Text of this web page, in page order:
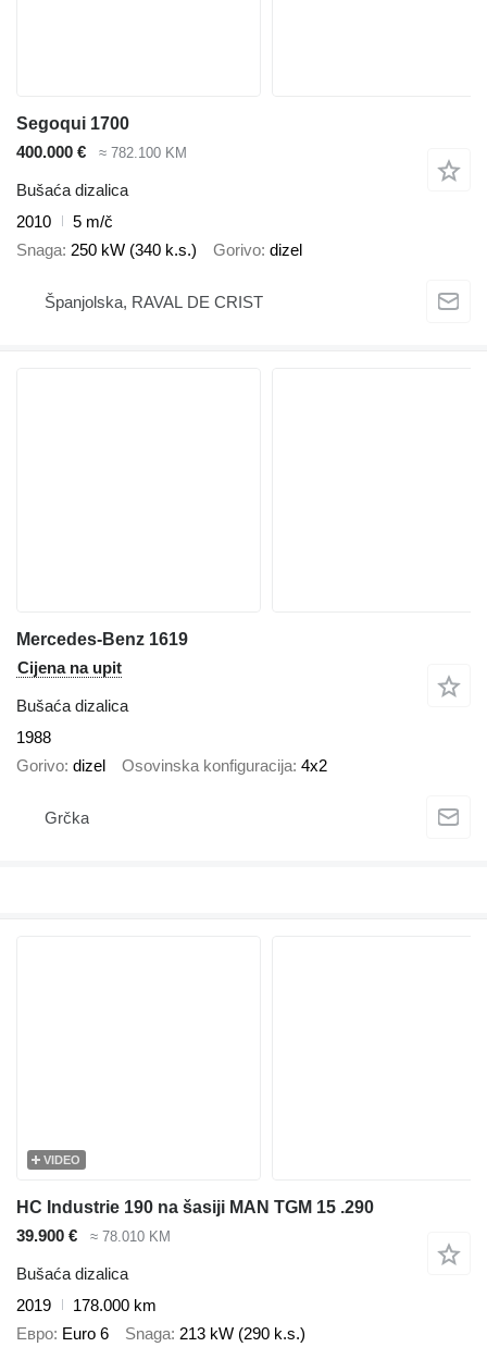
Segoqui 1700
400.000 €
≈ 782.100 KM
Bušaća dizalica
2010
5 m/č
Snaga 250 kW (340 k.s.) Gorivo dizel
Španjolska, RAVAL DE CRIST
Mercedes-Benz 1619
Cijena na upit
Bušaća dizalica
1988
Gorivo dizel Osovinska konfiguracija 4x2
Grčka
VIDEO
HC Industrie 190 na šasiji MAN TGM 15 .290
39.900 €
≈ 78.010 KM
Bušaća dizalica
2019
178.000 km
Евро Euro 6 Snaga 213 kW (290 k.s.)